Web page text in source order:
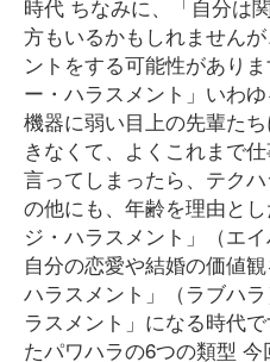
時代 ちなみに、「自分は
方もいるかもしれません
ントをする可能性があり
ー・ハラスメント」いわ
機器に弱い目上の先輩た
きなくて、よくこれまで
言ってしまったら、テク
の他にも、年齢を理由と
ジ・ハラスメント」（エ
自分の恋愛や結婚の価値
ハラスメント」（ラブハ
ラスメント」になる時代
たパワハラの6つの類型